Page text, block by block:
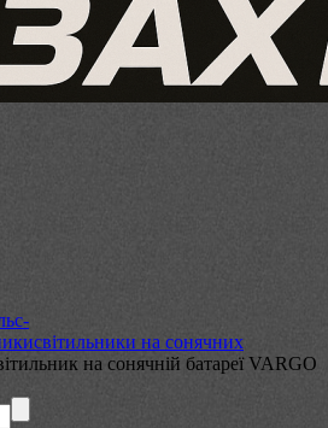
світильники на сонячних
на сонячній батареї VARGO